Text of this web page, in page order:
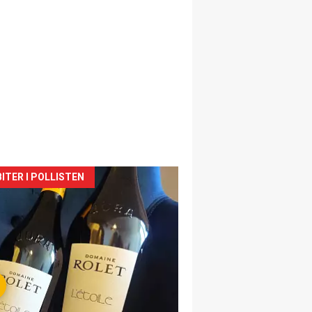
I POLLISTEN